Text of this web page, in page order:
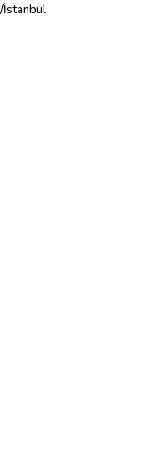
İstanbul